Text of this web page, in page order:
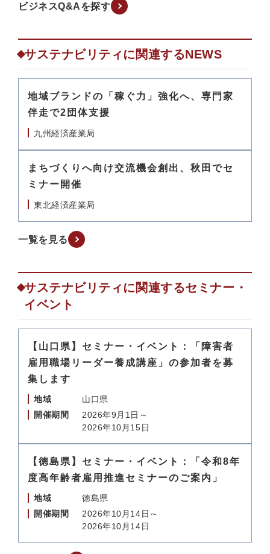
ビジネスQ&Aを探す
サステナビリティに関連するNEWS
地域ブランドの「稼ぐ力」強化へ、専門家
伴走で2団体支援
九州経済産業局
まちづくりへ向け交流機会創出、秋田でセ
ミナー開催
東北経済産業局
一覧を見る
サステナビリティに関連するセミナー・
イベント
【山口県】セミナー・イベント：「障害者
雇用職場リーダー養成講座」の参加者を募
集します
地域
山口県
開催期間
2026年9月1日～
2026年10月15日
【徳島県】セミナー・イベント：「令和8年
度高年齢者雇用推進セミナーのご案内」
地域
徳島県
開催期間
2026年10月14日～
2026年10月14日